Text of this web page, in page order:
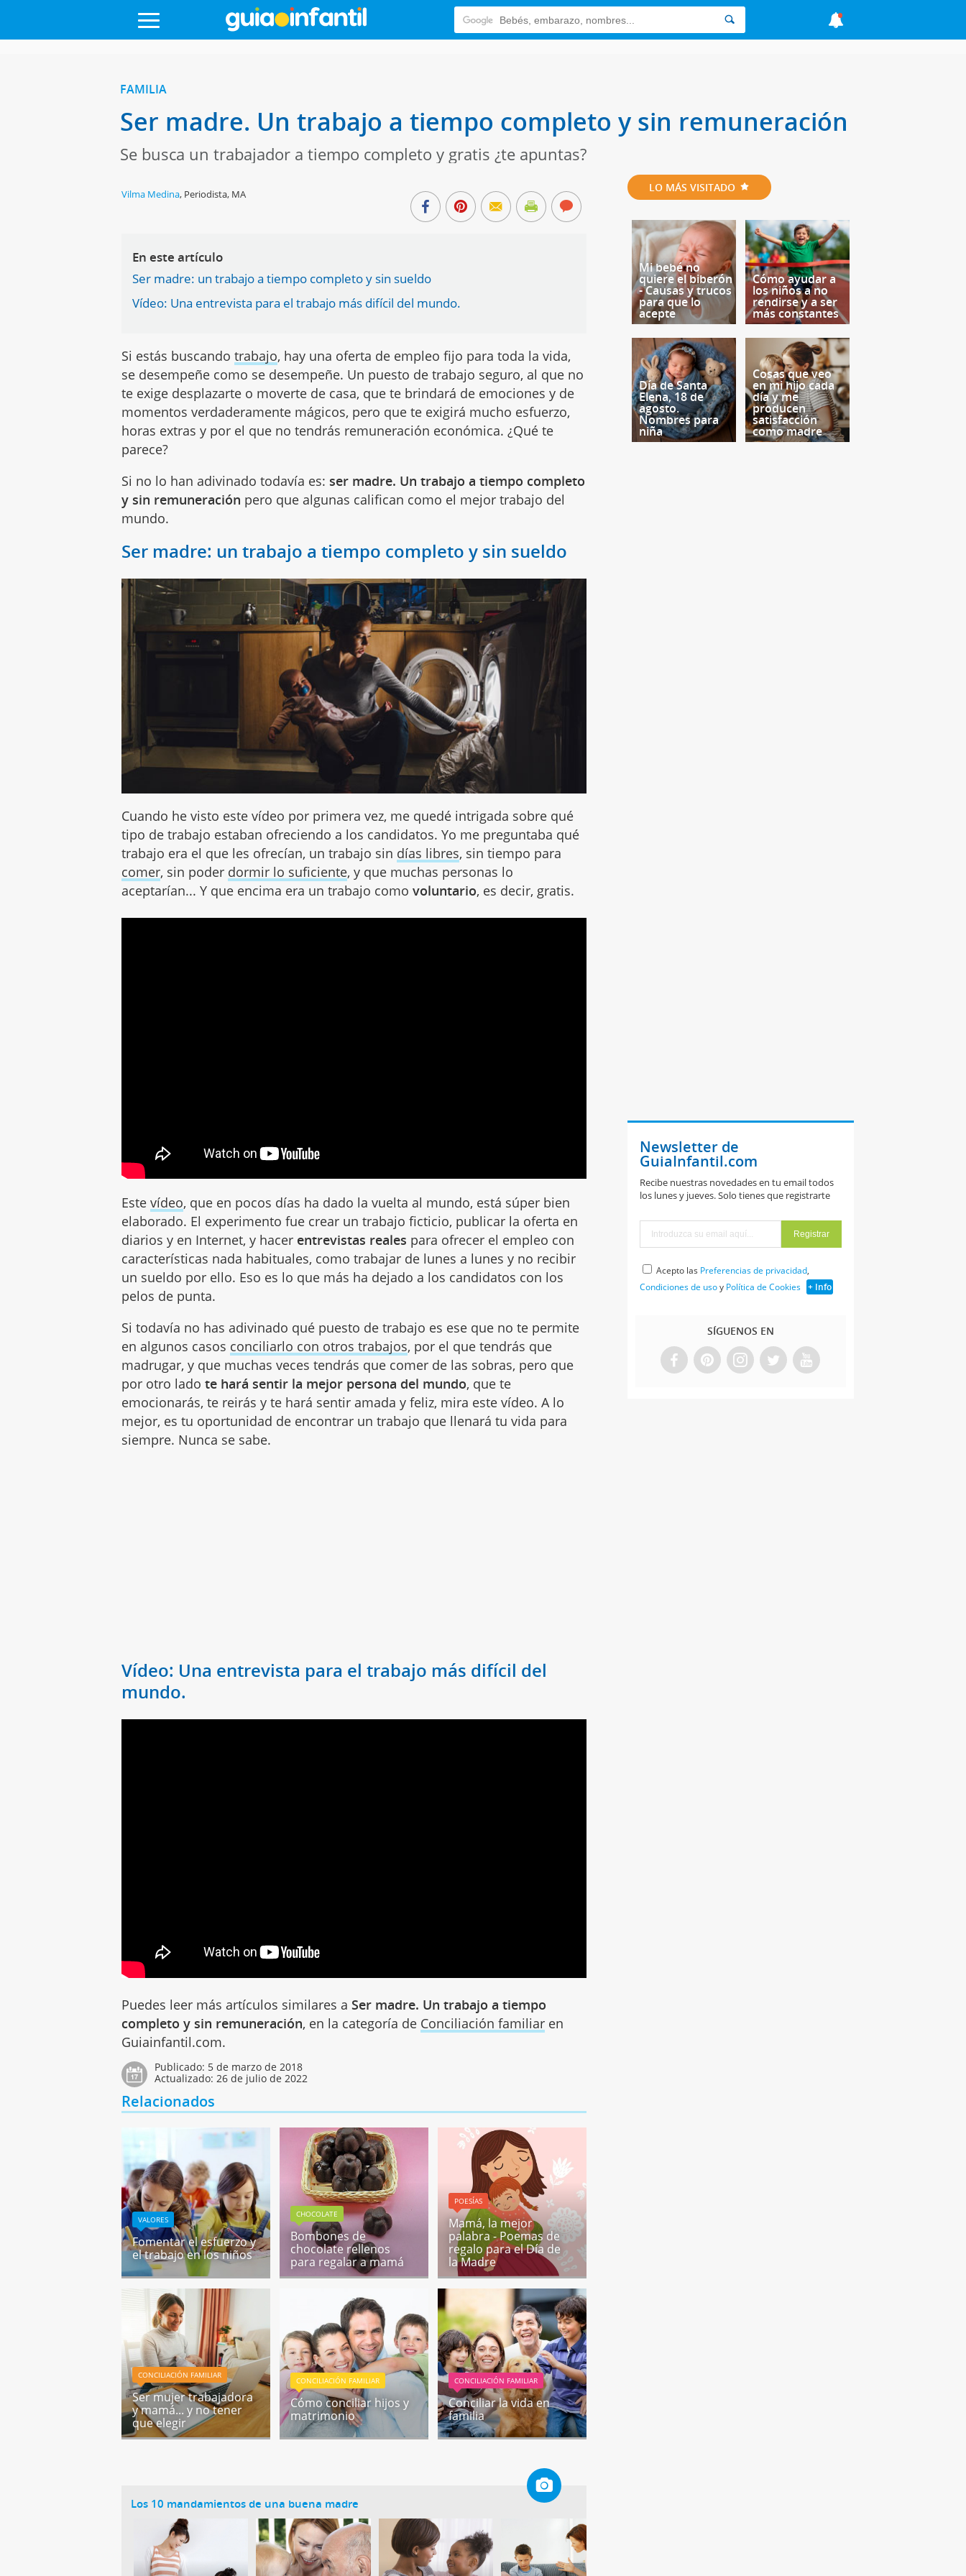
FAMILIA
Ser madre. Un trabajo a tiempo completo y sin remuneración
Se busca un trabajador a tiempo completo y gratis ¿te apuntas?
Vilma Medina, Periodista, MA
En este artículo
Ser madre: un trabajo a tiempo completo y sin sueldo
Vídeo: Una entrevista para el trabajo más difícil del mundo.
Si estás buscandotrabajo, hay una oferta de empleo fijo para toda la vida,
se desempeñe como se desempeñe. Un puesto de trabajo seguro, al que no
te exige desplazarte o moverte de casa, que te brindará de emociones y de
momentos verdaderamente mágicos, pero que te exigirá mucho esfuerzo,
horas extras y por el que no tendrás remuneración económica. ¿Qué te
parece?
Si no lo han adivinado todavía es:ser madre. Un trabajo a tiempo completo
y sin remuneración pero que algunas califican como el mejor trabajo del
mundo.
Ser madre: un trabajo a tiempo completo y sin sueldo
Cuando he visto este vídeo por primera vez, me quedé intrigada sobre qué
tipo de trabajo estaban ofreciendo a los candidatos. Yo me preguntaba qué
trabajo era el que les ofrecían, un trabajo sin días libres, sin tiempo para
comer, sin poder dormir lo suficiente, y que muchas personas lo
aceptarían... Y que encima era un trabajo comovoluntario, es decir, gratis.
Estevídeo, que en pocos días ha dado la vuelta al mundo, está súper bien
elaborado. El experimento fue crear un trabajo ficticio, publicar la oferta en
diarios y en Internet, y hacer entrevistas reales para ofrecer el empleo con
características nada habituales, como trabajar de lunes a lunes y no recibir
un sueldo por ello. Eso es lo que más ha dejado a los candidatos con los
pelos de punta.
Si todavía no has adivinado qué puesto de trabajo es ese que no te permite
en algunos casos conciliarlo con otros trabajos, por el que tendrás que
madrugar, y que muchas veces tendrás que comer de las sobras, pero que
por otro ladote hará sentir la mejor persona del mundo, que te
emocionarás, te reirás y te hará sentir amada y feliz, mira este vídeo. A lo
mejor, es tu oportunidad de encontrar un trabajo que llenará tu vida para
siempre. Nunca se sabe.
Vídeo: Una entrevista para el trabajo más difícil del
mundo.
Puedes leer más artículos similares aSer madre. Un trabajo a tiempo
completo y sin remuneración, en la categoría de Conciliación familiar en
Guiainfantil.com.
Publicado: 5 de marzo de 2018
Actualizado:26 de julio de 2022
Relacionados
VALORES
Fomentar el esfuerzo y
el trabajo en los niños
CHOCOLATE
Bombones de
chocolate rellenos
para regalar a mamá
POESÍAS
Mamá, la mejor
palabra - Poemas de
regalo para el Día de
la Madre
CONCILIACIÓN FAMILIAR
Ser mujer trabajadora
y mamá... y no tener
que elegir
CONCILIACIÓN FAMILIAR
Cómo conciliar hijos y
matrimonio
CONCILIACIÓN FAMILIAR
Conciliar la vida en
familia
Los 10 mandamientos de una buena madre
LO MÁS VISITADO
Mi bebé no
quiere el biberón
- Causas y trucos
para que lo
acepte
Cómo ayudar a
los niños a no
rendirse y a ser
más constantes
Día de Santa
Elena, 18 de
agosto.
Nombres para
niña
Cosas que veo
en mi hijo cada
día y me
producen
satisfacción
como madre
Newsletter de
GuiaInfantil.com
Recibe nuestras novedades en tu email todos
los lunes y jueves. Solo tienes que registrarte
Acepto las Preferencias de privacidad,
Condiciones de usoy Política de Cookies + Info
SÍGUENOS EN